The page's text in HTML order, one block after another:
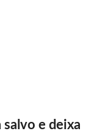
salvo e deixa